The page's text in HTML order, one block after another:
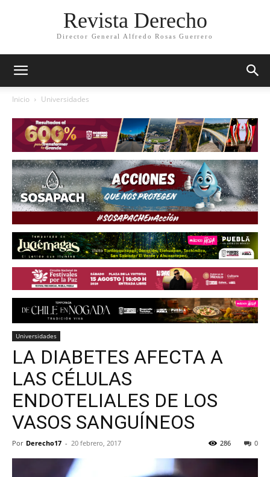
Revista Derecho
Director General Alfredo Rosas Guerrero
Inicio Universidades
Universidades
LA DIABETES AFECTA A
LAS CÉLULAS
ENDOTELIALES DE LOS
VASOS SANGUÍNEOS
Por Derecho17 - 20 febrero, 2017 0
286